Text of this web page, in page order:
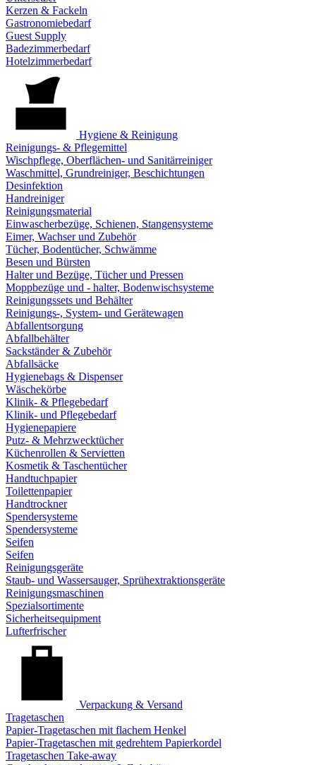
Kerzen & Fackeln
Gastronomiebedarf
Guest Supply
Badezimmerbedarf
Hotelzimmerbedarf
Hygiene & Reinigung
Reinigungs- & Pflegemittel
Wischpflege, Oberflächen- und Sanitärreiniger
Waschmittel, Grundreiniger, Beschichtungen
Desinfektion
Handreiniger
Reinigungsmaterial
Einwascherbezüge, Schienen, Stangensysteme
Eimer, Wachser und Zubehör
Tücher, Bodentücher, Schwämme
Besen und Bürsten
Halter und Bezüge, Tücher und Pressen
Moppbezüge und - halter, Bodenwischsysteme
Reinigungssets und Behälter
Reinigungs-, System- und Gerätewagen
Abfallentsorgung
Abfallbehälter
Sackständer & Zubehör
Abfallsäcke
Hygienebags & Dispenser
Wäschekörbe
Klinik- & Pflegebedarf
Klinik- und Pflegebedarf
Hygienepapiere
Putz- & Mehrzwecktücher
Küchenrollen & Servietten
Kosmetik & Taschentücher
Handtuchpapier
Toilettenpapier
Handtrockner
Spendersysteme
Spendersysteme
Seifen
Seifen
Reinigungsgeräte
Staub- und Wassersauger, Sprühextraktionsgeräte
Reinigungsmaschinen
Spezialsortimente
Sicherheitsequipment
Lufterfrischer
Verpackung & Versand
Tragetaschen
Papier-Tragetaschen mit flachem Henkel
Papier-Tragetaschen mit gedrehtem Papierkordel
Tragetaschen Take-away